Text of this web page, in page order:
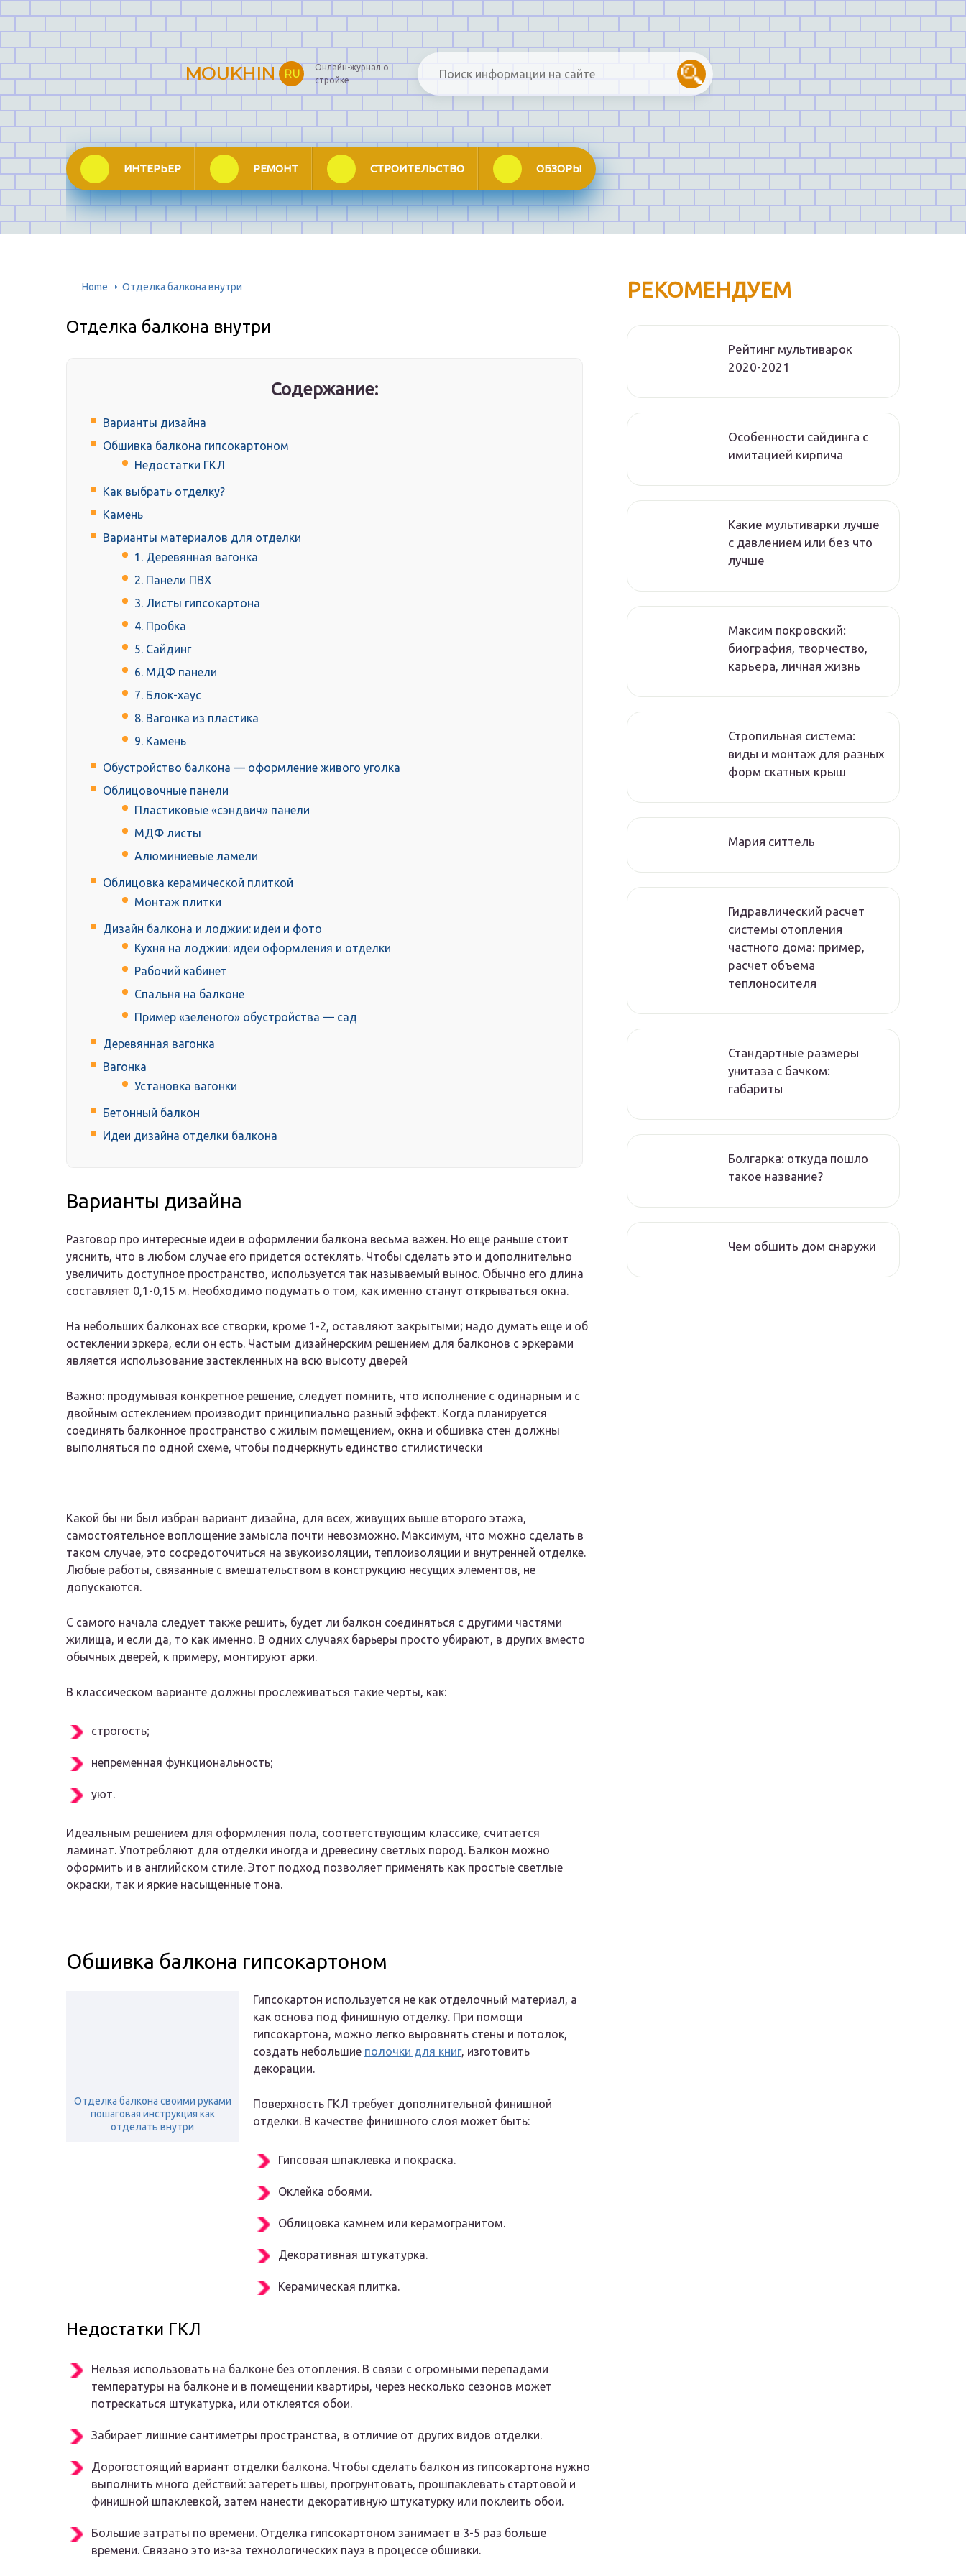
MOUKHIN RU
Онлайн-журнал о
стройке
ИНТЕРЬЕР РЕМОНТ СТРОИТЕЛЬСТВО ОБЗОРЫ
Home Отделка балкона внутри
Отделка балкона внутри
Содержание:
Варианты дизайна
Обшивка балкона гипсокартоном
Недостатки ГКЛ
Как выбрать отделку?
Камень
Варианты материалов для отделки
1. Деревянная вагонка
2. Панели ПВХ
3. Листы гипсокартона
4. Пробка
5. Сайдинг
6. МДФ панели
7. Блок-хаус
8. Вагонка из пластика
9. Камень
Обустройство балкона — оформление живого уголка
Облицовочные панели
Пластиковые «сэндвич» панели
МДФ листы
Алюминиевые ламели
Облицовка керамической плиткой
Монтаж плитки
Дизайн балкона и лоджии: идеи и фото
Кухня на лоджии: идеи оформления и отделки
Рабочий кабинет
Спальня на балконе
Пример «зеленого» обустройства — сад
Деревянная вагонка
Вагонка
Установка вагонки
Бетонный балкон
Идеи дизайна отделки балкона
Варианты дизайна
Разговор про интересные идеи в оформлении балкона весьма важен. Но еще раньше стоит
уяснить, что в любом случае его придется остеклять. Чтобы сделать это и дополнительно
увеличить доступное пространство, используется так называемый вынос. Обычно его длина
составляет 0,1-0,15 м. Необходимо подумать о том, как именно станут открываться окна.
На небольших балконах все створки, кроме 1-2, оставляют закрытыми; надо думать еще и об
остеклении эркера, если он есть. Частым дизайнерским решением для балконов с эркерами
является использование застекленных на всю высоту дверей
Важно: продумывая конкретное решение, следует помнить, что исполнение с одинарным и с
двойным остеклением производит принципиально разный эффект. Когда планируется
соединять балконное пространство с жилым помещением, окна и обшивка стен должны
выполняться по одной схеме, чтобы подчеркнуть единство стилистически
Какой бы ни был избран вариант дизайна, для всех, живущих выше второго этажа,
самостоятельное воплощение замысла почти невозможно. Максимум, что можно сделать в
таком случае, это сосредоточиться на звукоизоляции, теплоизоляции и внутренней отделке.
Любые работы, связанные с вмешательством в конструкцию несущих элементов, не
допускаются.
С самого начала следует также решить, будет ли балкон соединяться с другими частями
жилища, и если да, то как именно. В одних случаях барьеры просто убирают, в других вместо
обычных дверей, к примеру, монтируют арки.
В классическом варианте должны прослеживаться такие черты, как:
строгость;
непременная функциональность;
уют.
Идеальным решением для оформления пола, соответствующим классике, считается
ламинат. Употребляют для отделки иногда и древесину светлых пород. Балкон можно
оформить и в английском стиле. Этот подход позволяет применять как простые светлые
окраски, так и яркие насыщенные тона.
Обшивка балкона гипсокартоном
Отделка балкона своими руками
пошаговая инструкция как
отделать внутри
Гипсокартон используется не как отделочный материал, а
как основа под финишную отделку. При помощи
гипсокартона, можно легко выровнять стены и потолок,
создать небольшие полочки для книг, изготовить
декорации.
Поверхность ГКЛ требует дополнительной финишной
отделки. В качестве финишного слоя может быть:
Гипсовая шпаклевка и покраска.
Оклейка обоями.
Облицовка камнем или керамогранитом.
Декоративная штукатурка.
Керамическая плитка.
Недостатки ГКЛ
Нельзя использовать на балконе без отопления. В связи с огромными перепадами
температуры на балконе и в помещении квартиры, через несколько сезонов может
потрескаться штукатурка, или отклеятся обои.
Забирает лишние сантиметры пространства, в отличие от других видов отделки.
Дорогостоящий вариант отделки балкона. Чтобы сделать балкон из гипсокартона нужно
выполнить много действий: затереть швы, прогрунтовать, прошпаклевать стартовой и
финишной шпаклевкой, затем нанести декоративную штукатурку или поклеить обои.
Большие затраты по времени. Отделка гипсокартоном занимает в 3-5 раз больше
времени. Связано это из-за технологических пауз в процессе обшивки.
РЕКОМЕНДУЕМ
Рейтинг мультиварок
2020-2021
Особенности сайдинга с
имитацией кирпича
Какие мультиварки лучше
с давлением или без что
лучше
Максим покровский:
биография, творчество,
карьера, личная жизнь
Стропильная система:
виды и монтаж для разных
форм скатных крыш
Мария ситтель
Гидравлический расчет
системы отопления
частного дома: пример,
расчет объема
теплоносителя
Стандартные размеры
унитаза с бачком:
габариты
Болгарка: откуда пошло
такое название?
Чем обшить дом снаружи